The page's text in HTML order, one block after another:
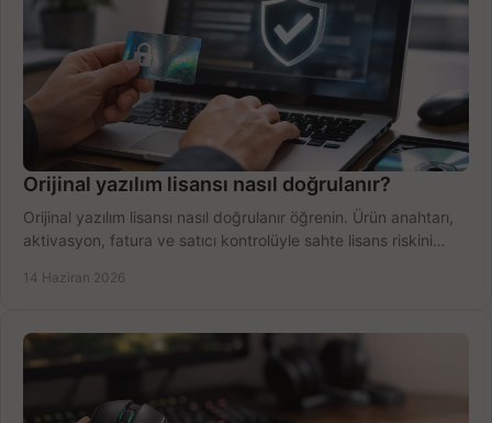
Orijinal yazılım lisansı nasıl doğrulanır?
Orijinal yazılım lisansı nasıl doğrulanır öğrenin. Ürün anahtarı,
aktivasyon, fatura ve satıcı kontrolüyle sahte lisans riskini
14 Haziran 2026